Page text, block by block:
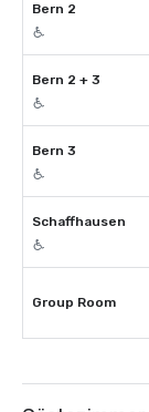
Bern 2
Bern 2 + 3
Bern 3
Schaffhausen
Group Room